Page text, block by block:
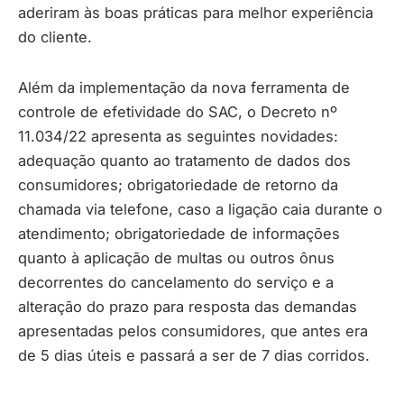
aderiram às boas práticas para melhor experiência
do cliente.
Além da implementação da nova ferramenta de
controle de efetividade do SAC, o Decreto nº
11.034/22 apresenta as seguintes novidades:
adequação quanto ao tratamento de dados dos
consumidores; obrigatoriedade de retorno da
chamada via telefone, caso a ligação caia durante o
atendimento; obrigatoriedade de informações
quanto à aplicação de multas ou outros ônus
decorrentes do cancelamento do serviço e a
alteração do prazo para resposta das demandas
apresentadas pelos consumidores, que antes era
de 5 dias úteis e passará a ser de 7 dias corridos.